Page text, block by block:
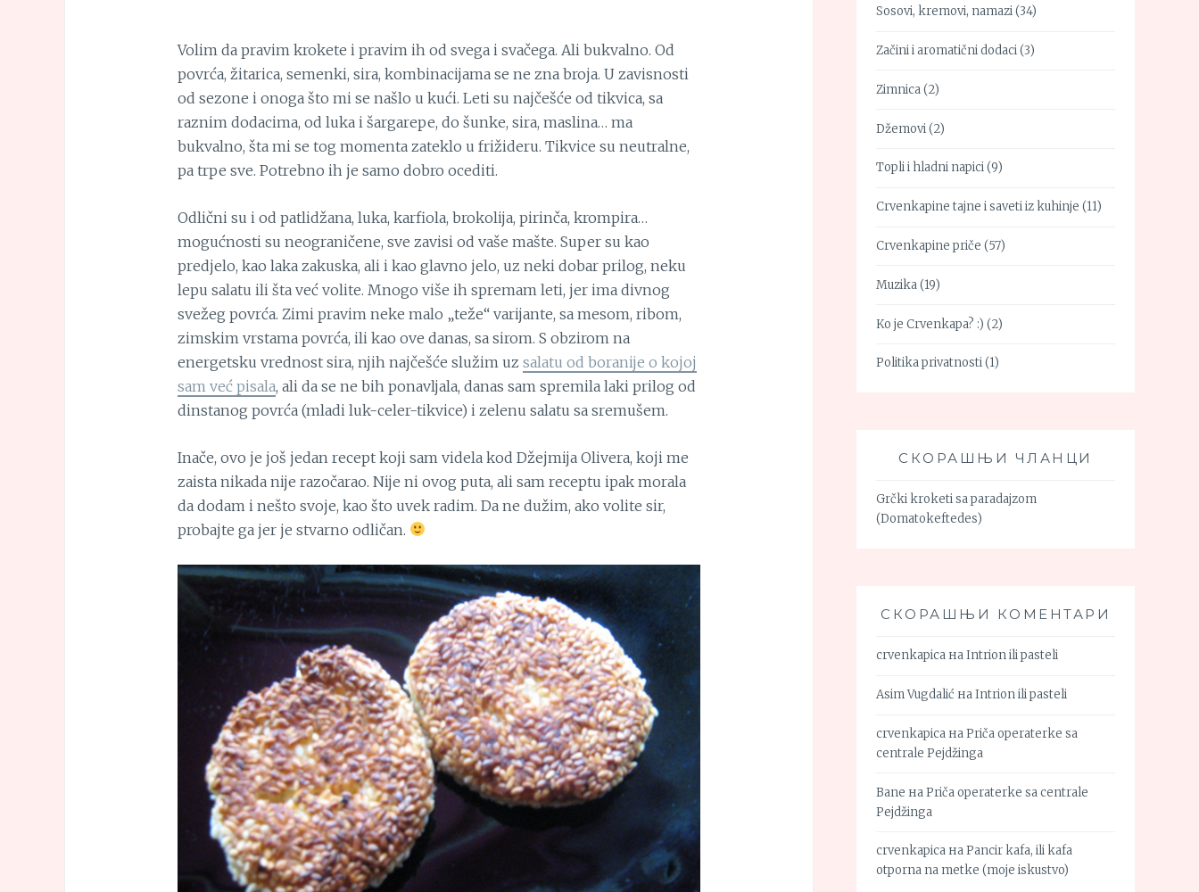
Volim da pravim krokete i pravim ih od svega i svačega. Ali bukvalno. Od
povrća, žitarica, semenki, sira, kombinacijama se ne zna broja. U zavisnosti
od sezone i onoga što mi se našlo u kući. Leti su najčešće od tikvica, sa
raznim dodacima, od luka i šargarepe, do šunke, sira, maslina… ma
bukvalno, šta mi se tog momenta zateklo u frižideru. Tikvice su neutralne,
pa trpe sve. Potrebno ih je samo dobro ocediti.
Odlični su i od patlidžana, luka, karfiola, brokolija, pirinča, krompira…
mogućnosti su neograničene, sve zavisi od vaše mašte. Super su kao
predjelo, kao laka zakuska, ali i kao glavno jelo, uz neki dobar prilog, neku
lepu salatu ili šta već volite. Mnogo više ih spremam leti, jer ima divnog
svežeg povrća. Zimi pravim neke malo „teže“ varijante, sa mesom, ribom,
zimskim vrstama povrća, ili kao ove danas, sa sirom. S obzirom na
energetsku vrednost sira, njih najčešće služim uz salatu od boranije o kojoj
sam već pisala, ali da se ne bih ponavljala, danas sam spremila laki prilog od
dinstanog povrća (mladi luk-celer-tikvice) i zelenu salatu sa sremušem.
Inače, ovo je još jedan recept koji sam videla kod Džejmija Olivera, koji me
zaista nikada nije razočarao. Nije ni ovog puta, ali sam receptu ipak morala
da dodam i nešto svoje, kao što uvek radim. Da ne dužim, ako volite sir,
probajte ga jer je stvarno odličan.
Sosovi, kremovi, namazi(34)
Začini i aromatični dodaci(3)
Zimnica(2)
Džemovi(2)
Topli i hladni napici(9)
Crvenkapine tajne i saveti iz kuhinje (11)
Crvenkapine priče (57)
Muzika(19)
Ko je Crvenkapa? :) (2)
Politika privatnosti(1)
СКОРАШЊИ ЧЛАНЦИ
Grčki kroketi sa paradajzom
(Domatokeftedes)
СКОРАШЊИ КОМЕНТАРИ
crvenkapica наIntrion ili pasteli
Asim Vugdalić наIntrion ili pasteli
crvenkapica наPriča operaterke sa
centrale Pejdžinga
Bane наPriča operaterke sa centrale
Pejdžinga
crvenkapica наPancir kafa, ili kafa
otporna na metke (moje iskustvo)